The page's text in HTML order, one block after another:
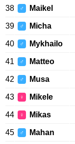
38 ♂ Maikel
39 ♂ Micha
40 ♂ Mykhailo
41 ♂ Matteo
42 ♂ Musa
43 ♀ Mikele
44 ♀ Mikas
45 ♂ Mahan